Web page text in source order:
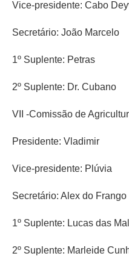
Vice-presidente: Cabo
Secretário: João Marcelo
1º Suplente: Petras
2º Suplente: Dr. Cubano
VII -Comissão de
Presidente: Vladimir
Vice-presidente: Plúvia
Secretário: Alex do Frango
1º Suplente: Lucas das
2º Suplente: Marleide